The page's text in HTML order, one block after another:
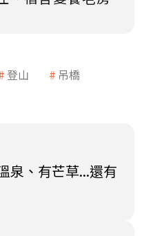
登山
吊橋
泉、有芒草...還有